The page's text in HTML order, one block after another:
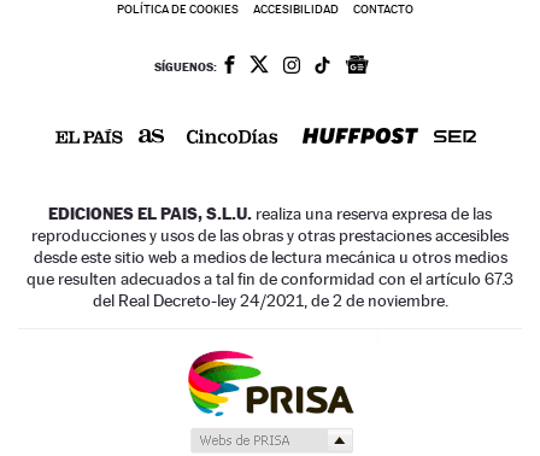
POLÍTICA DE COOKIES ACCESIBILIDAD CONTACTO
SÍGUENOS:
EDICIONES EL PAIS, S.L.U. realiza una reserva expresa de las
reproducciones y usos de las obras y otras prestaciones accesibles
desde este sitio web a medios de lectura mecánica u otros medios
que resulten adecuados a tal fin de conformidad con el artículo 67.3
del Real Decreto-ley 24/2021, de 2 de noviembre.